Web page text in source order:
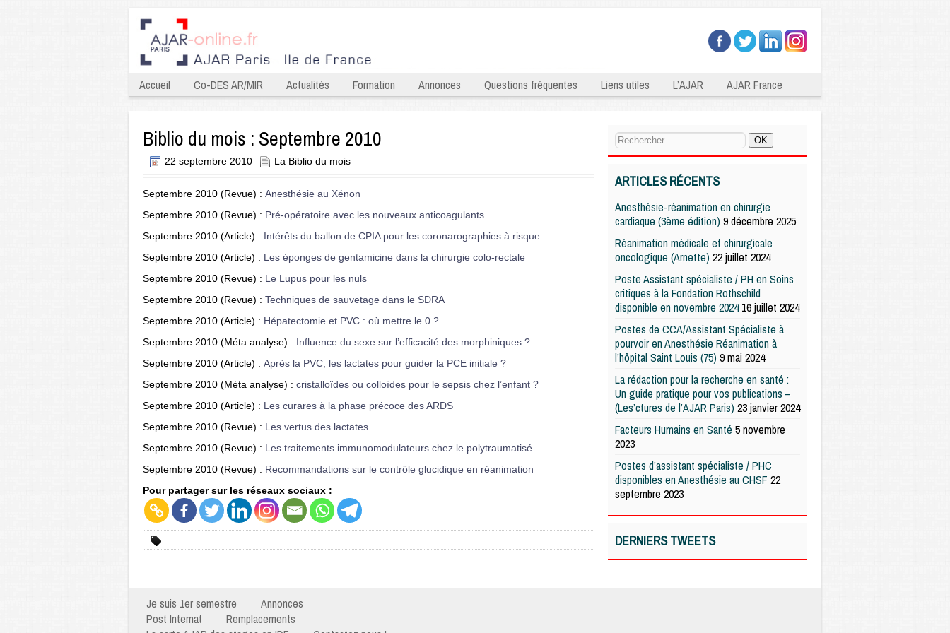
Accueil Co-DES AR/MIR Actualités Formation Annonces Questions fréquentes Liens utiles L’AJAR AJAR France
Biblio du mois : Septembre 2010
22 septembre 2010 La Biblio du mois
Septembre 2010 (Revue) : Anesthésie au Xénon
Septembre 2010 (Revue) : Pré-opératoire avec les nouveaux anticoagulants
Septembre 2010 (Article) : Intérêts du ballon de CPIA pour les coronarographies à risque
Septembre 2010 (Article) : Les éponges de gentamicine dans la chirurgie colo-rectale
Septembre 2010 (Revue) : Le Lupus pour les nuls
Septembre 2010 (Revue) : Techniques de sauvetage dans le SDRA
Septembre 2010 (Article) : Hépatectomie et PVC : où mettre le 0 ?
Septembre 2010 (Méta analyse) : Influence du sexe sur l’efficacité des morphiniques ?
Septembre 2010 (Article) : Après la PVC, les lactates pour guider la PCE initiale ?
Septembre 2010 (Méta analyse) : cristalloïdes ou colloïdes pour le sepsis chez l’enfant ?
Septembre 2010 (Article) : Les curares à la phase précoce des ARDS
Septembre 2010 (Revue) : Les vertus des lactates
Septembre 2010 (Revue) : Les traitements immunomodulateurs chez le polytraumatisé
Septembre 2010 (Revue) : Recommandations sur le contrôle glucidique en réanimation
Pour partager sur les réseaux sociaux :
ARTICLES RÉCENTS
Anesthésie-réanimation en chirurgie
cardiaque (3ème édition) 9 décembre 2025
Réanimation médicale et chirurgicale
oncologique (Arnette) 22 juillet 2024
Poste Assistant spécialiste / PH en Soins
critiques à la Fondation Rothschild
disponible en novembre 2024 16 juillet 2024
Postes de CCA/Assistant Spécialiste à
pourvoir en Anesthésie Réanimation à
l’hôpital Saint Louis (75) 9 mai 2024
La rédaction pour la recherche en santé :
Un guide pratique pour vos publications –
(Les’ctures de l’AJAR Paris) 23 janvier 2024
Facteurs Humains en Santé 5 novembre
2023
Postes d’assistant spécialiste / PHC
disponibles en Anesthésie au CHSF 22
septembre 2023
DERNIERS TWEETS
Je suis 1er semestre
Annonces
Post Internat
Remplacements